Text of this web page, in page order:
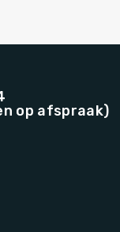
op afspraak)